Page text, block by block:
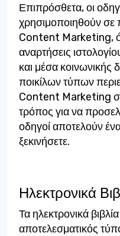
Επιπρόσθετα, οι
χρησιμοποιηθούν
Content Marketing,
αναρτήσεις
και μέσα
ποικίλων τύπων
Content Marketing
τρόπος για να
οδηγοί αποτελούν
ξεκινήσετε.
Ηλεκτρονικά
Τα ηλεκτρονικά
αποτελεσματικός